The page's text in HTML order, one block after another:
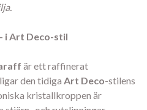
i Art Deco-stil
är ett raffinerat
den tidiga Art Deco-stilens
kristallkroppen är